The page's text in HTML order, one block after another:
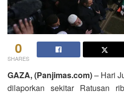
0
SHARES
GAZA, (Panjimas.com)– Hari
dilaporkan sekitar Ratusan